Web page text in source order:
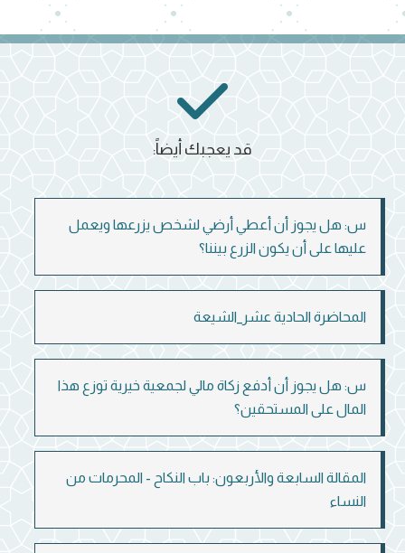
س: هل يجوز أن أعطي أرضي لشخص يزرعها ويعمل
عليها على أن يكون الزرع بيننا؟
المحاضرة الحادية عشر_الشيعة
س: هل يجوز أن أدفع زكاة مالي لجمعية خيرية توزع هذا
المال على المستحقين؟
المقالة السابعة والأربعون: باب النكاح - المحرمات من
النساء
قد يعجبك أيضاً: